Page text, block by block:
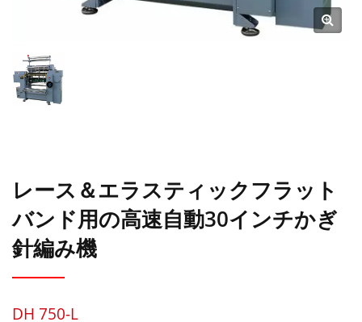
レース＆エラスティックフラット
バンド用の高速自動30インチかぎ
針編み機
DH 750-L